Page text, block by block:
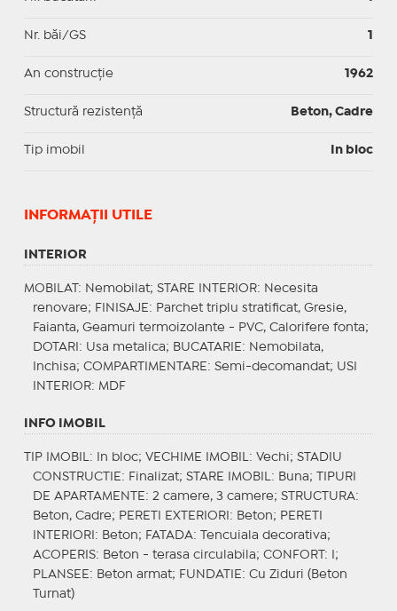
Nr. băi/GS 1
An construcție 1962
Structură rezistență Beton, Cadre
Tip imobil In bloc
INFORMAŢII UTILE
INTERIOR
MOBILAT : Nemobilat; STARE INTERIOR: Necesita
renovare; FINISAJE : Parchet triplu stratificat, Gresie,
Faianta, Geamuri termoizolante - PVC, Calorifere fonta;
DOTARI : Usa metalica; BUCATARIE : Nemobilata,
Inchisa; COMPARTIMENTARE : Semi-decomandat; USI
INTERIOR: MDF
INFO IMOBIL
TIP IMOBIL : In bloc; VECHIME IMOBIL : Vechi; STADIU
CONSTRUCTIE : Finalizat; STARE IMOBIL : Buna;
TIPURI
DE APARTAMENTE : 2 camere, 3 camere; STRUCTURA:
Beton, Cadre; PERETI EXTERIORI : Beton; PERETI
INTERIORI : Beton; FATADA: Tencuiala decorativa;
ACOPERIS: Beton - terasa circulabila; CONFORT : I;
PLANSEE : Beton armat; FUNDATIE : Cu Ziduri (Beton
Turnat)